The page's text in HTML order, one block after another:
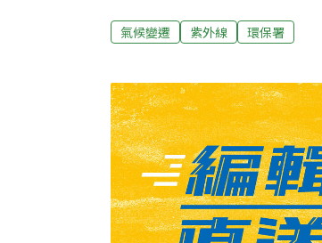
品質文教基金會28日舉行記者會
的網址資訊，環保署署長蔡勳雄
局在未來將接手紫外線預報工作
共計分0至15級，0至2屬於微量
至9屬於過量級，10以上屬於危
皮膚癌等相關疾病。
氣候變遷 紫外線 環保署